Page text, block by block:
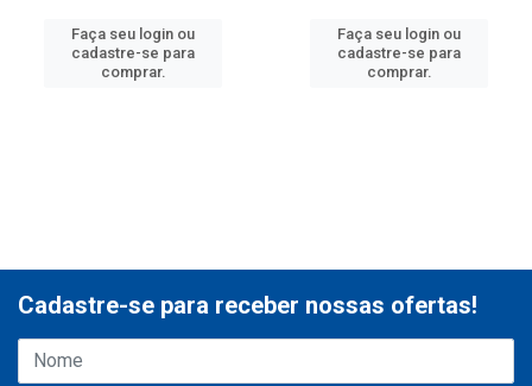
Faça seu login ou
cadastre-se para
comprar.
Faça seu login ou
cadastre-se para
comprar.
Cadastre-se para receber nossas ofertas!